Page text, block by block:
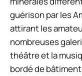
guérison par les
attirant les
nombreuses
théâtre et la
bordé de